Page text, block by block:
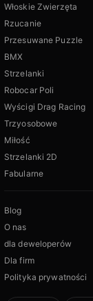
Włoskie Zwierzęta
Rzucanie
Przesuwane Puzzle
BMX
Strzelanki
Robocar Poli
Wyścigi Drag Racing
Trzyosobowe
Miłość
Strzelanki 2D
Fabularne
Blog
O nas
dla deweloperów
Dla firm
Polityka prywatności